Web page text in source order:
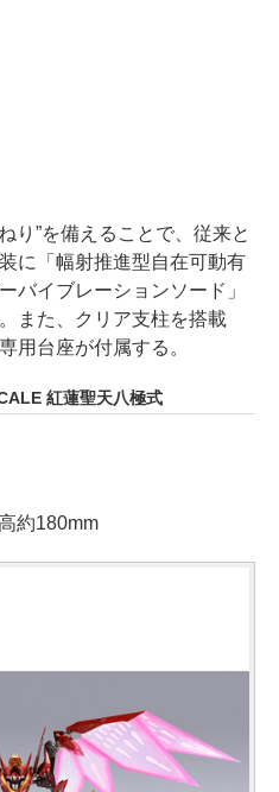
り”を備えることで、従来と
に「幅射推進型自在可動有
バイブレーションソード」
また、クリア支柱を搭載
用台座が付属する。
紅蓮聖天八極式
約180mm